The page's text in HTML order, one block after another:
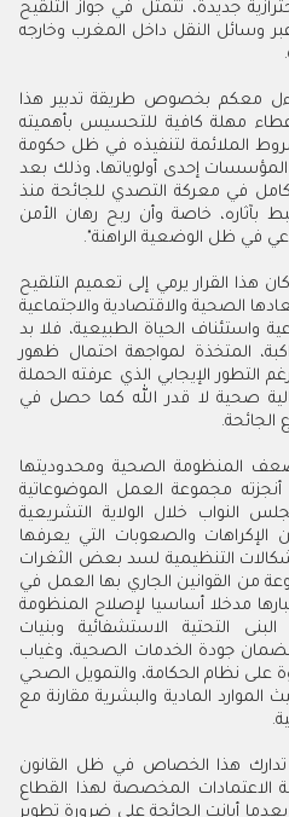
جديدة، تتمثل في جواز التلقيح
وسائل النقل داخل المغرب وخارجه
معكم بخصوص طريقة تدبير هذا
مهلة كافية للتحسيس بأهميته
الملائمة لتنفيذه في ظل حكومة
إحدى أولوياتها، وذلك بعد
في معركة التصدي للجائحة منذ
بآثاره، خاصة وأن ربح رهان الأمن
في ظل الوضعية الراهنة".
هذا القرار يرمي إلى تعميم التلقيح
الصحية والاقتصادية والاجتماعية
واستئناف الحياة الطبيعية، فلا بد
المتخذة لمواجهة احتمال ظهور
مرحلة جديدة من وباء كوفيد 19 رغم التطور الإيجابي الذي عرفته الحملة
صحية لا قدر الله كما حصل في
الجائحة.
المنظومة الصحية ومحدوديتها
مجموعة العمل الموضوعاتية
النواب خلال الولاية التشريعية
والصعوبات التي يعرفها
التنظيمية لسد بعض الثغرات
من القوانين الجاري بها العمل في
مدخلا أساسيا لإصلاح المنظومة
التحتية الاستشفائية وبنيات
لضمان جودة الخدمات الصحية، وغياب
على نظام الحكامة، والتمويل الصحي
المادية والبشرية مقارنة مع
تدارك هذا الخصاص في ظل القانون
الاعتمادات المخصصة لهذا القطاع
أبانت الجائحة على ضرورة تطوير